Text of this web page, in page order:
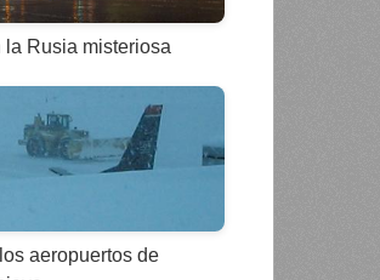
la Rusia misteriosa
aeropuertos de